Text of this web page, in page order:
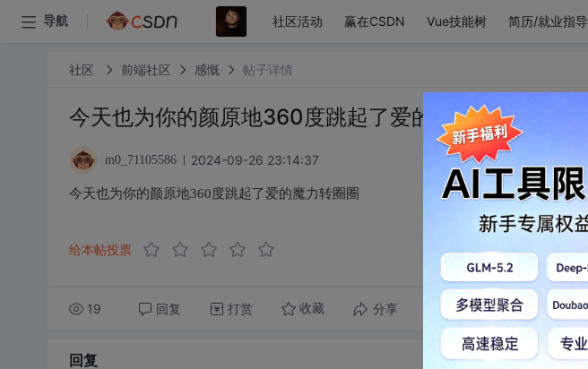
导航 社区活动 赢在CSDN Vue技能树 简历/就业指导
社区 前端社区 感慨 帖子详情
今天也为你的颜原地360度跳起了爱的魔力转圈圈
m0_71105586 2024-09-26 23:14:37
今天也为你的颜原地360度跳起了爱的魔力转圈圈
给本帖投票
19 回复 打赏 收藏 分享 转发到动态 举报
回复